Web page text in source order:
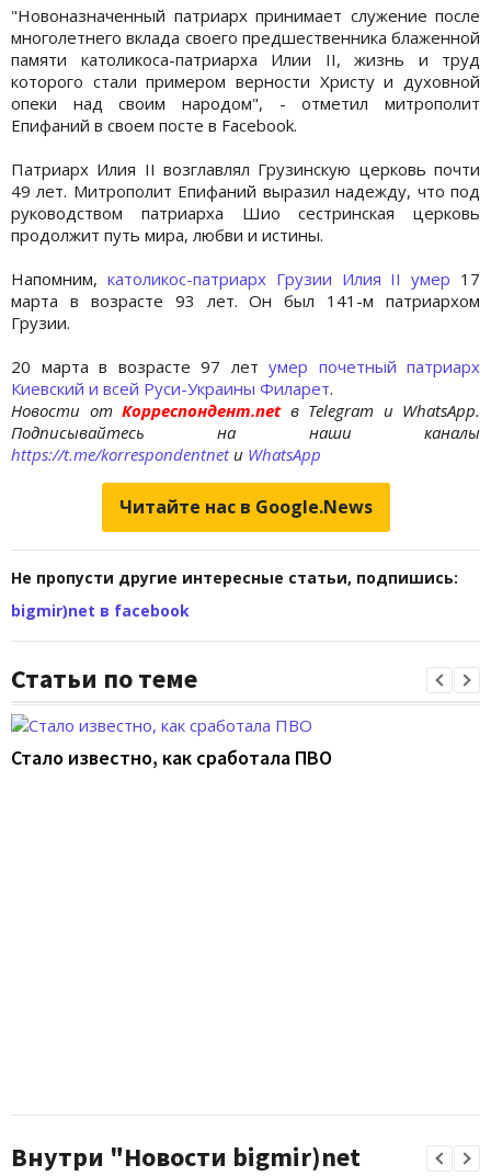
"Новоназначенный патриарх принимает служение после
многолетнего вклада своего предшественника блаженной
памяти католикоса-патриарха Илии II, жизнь и труд
которого стали примером верности Христу и духовной
опеки над своим народом", - отметил митрополит
Епифаний в своем посте в Facebook.
Патриарх Илия II возглавлял Грузинскую церковь почти
49 лет. Митрополит Епифаний выразил надежду, что под
руководством патриарха Шио сестринская церковь
продолжит путь мира, любви и истины.
Напомним, католикос-патриарх Грузии Илия II умер 17
марта в возрасте 93 лет. Он был 141-м патриархом
Грузии.
20 марта в возрасте 97 лет умер почетный патриарх
Киевский и всей Руси-Украины Филарет.
Новости отКорреспондент.net в Telegram и WhatsApp.
Подписывайтесь на наши каналы
https://t.me/korrespondentnetи WhatsApp
Читайте нас в Google.News
Не пропусти другие интересные статьи, подпишись:
bigmir)net в facebook
Статьи по теме
Стало известно, как сработала ПВО
Внутри "Новости bigmir)net